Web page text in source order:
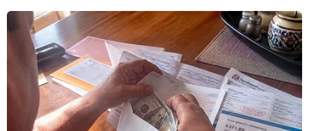
Trăng bắt đầu lên càng tô điểm cho nét đẹp buổi tối của thành
phố ven sông. (Ảnh: Tiến Trung/Vietnam+)